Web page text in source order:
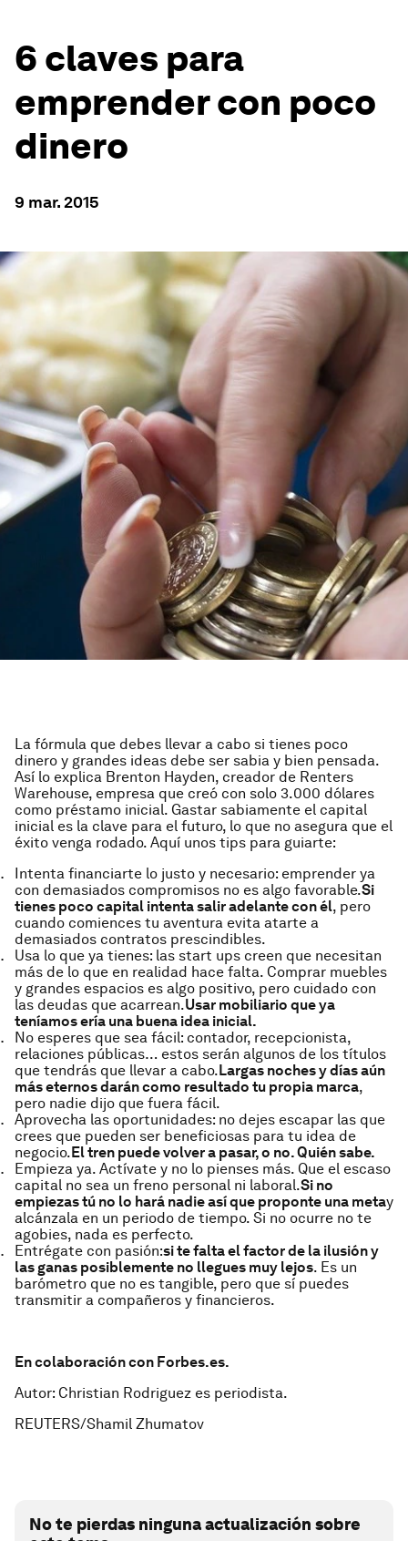
6 claves para
emprender con poco
dinero
9 mar. 2015
La fórmula que debes llevar a cabo si tienes poco
dinero y grandes ideas debe ser sabia y bien pensada.
Así lo explica Brenton Hayden, creador de Renters
Warehouse, empresa que creó con solo 3.000 dólares
como préstamo inicial. Gastar sabiamente el capital
inicial es la clave para el futuro, lo que no asegura que el
éxito venga rodado. Aquí unos tips para guiarte:
Intenta financiarte lo justo y necesario: emprender ya
con demasiados compromisos no es algo favorable.Si
tienes poco capital intenta salir adelante con él, pero
cuando comiences tu aventura evita atarte a
demasiados contratos prescindibles.
Usa lo que ya tienes: las start ups creen que necesitan
más de lo que en realidad hace falta. Comprar muebles
y grandes espacios es algo positivo, pero cuidado con
las deudas que acarrean.Usar mobiliario que ya
teníamos ería una buena idea inicial.
No esperes que sea fácil: contador, recepcionista,
relaciones públicas… estos serán algunos de los títulos
que tendrás que llevar a cabo.Largas noches y días aún
más eternos darán como resultado tu propia marca,
pero nadie dijo que fuera fácil.
Aprovecha las oportunidades: no dejes escapar las que
crees que pueden ser beneficiosas para tu idea de
negocio.El tren puede volver a pasar, o no. Quién sabe.
Empieza ya. Actívate y no lo pienses más. Que el escaso
capital no sea un freno personal ni laboral.Si no
empiezas tú no lo hará nadie así que proponte una metay
alcánzala en un periodo de tiempo. Si no ocurre no te
agobies, nada es perfecto.
Entrégate con pasión:si te falta el factor de la ilusión y
las ganas posiblemente no llegues muy lejos. Es un
barómetro que no es tangible, pero que sí puedes
transmitir a compañeros y financieros.
En colaboración con Forbes.es.
Autor: Christian Rodriguez es periodista.
REUTERS/Shamil Zhumatov
No te pierdas ninguna actualización sobre